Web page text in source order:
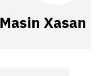
Masin Xasan